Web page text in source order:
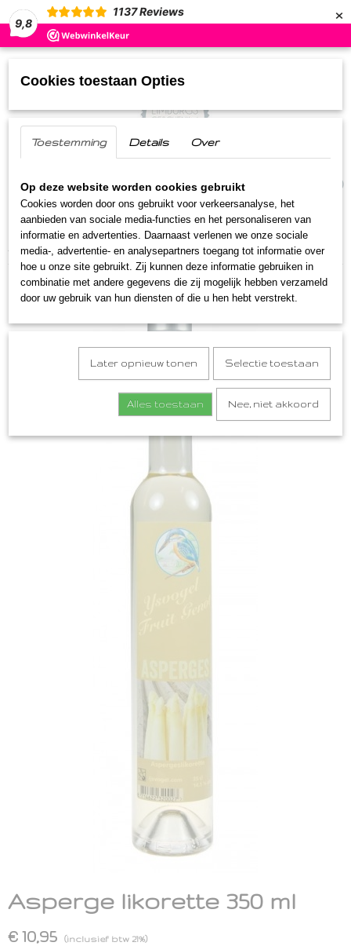
9,8
1137 Reviews ×
(0)
Home >Streekproducten Asperge producten
Asperge likorette 350 ml
Asperge likorette 350 ml
€ 10,95 (inclusief btw 21%)
Cookies toestaan Opties
Toestemming Details Over
Op deze website worden cookies gebruikt
Cookies worden door ons gebruikt voor verkeersanalyse, het
aanbieden van sociale media-functies en het personaliseren van
informatie en advertenties. Daarnaast verlenen we onze sociale
media-, advertentie- en analysepartners toegang tot informatie over
hoe u onze site gebruikt. Zij kunnen deze informatie gebruiken in
combinatie met andere gegevens die zij mogelijk hebben verzameld
door uw gebruik van hun diensten of die u hen hebt verstrekt.
Later opnieuw tonen Selectie toestaan
Alles toestaan Nee, niet akkoord